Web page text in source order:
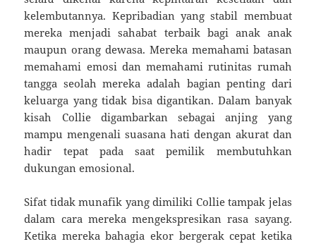
kelembutannya. Kepribadian yang stabil membuat
mereka menjadi sahabat terbaik bagi anak anak
maupun orang dewasa. Mereka memahami batasan
memahami emosi dan memahami rutinitas rumah
tangga seolah mereka adalah bagian penting dari
keluarga yang tidak bisa digantikan. Dalam banyak
kisah Collie digambarkan sebagai anjing yang
mampu mengenali suasana hati dengan akurat dan
hadir tepat pada saat pemilik membutuhkan
dukungan emosional.
Sifat tidak munafik yang dimiliki Collie tampak jelas
dalam cara mereka mengekspresikan rasa sayang.
Ketika mereka bahagia ekor bergerak cepat ketika